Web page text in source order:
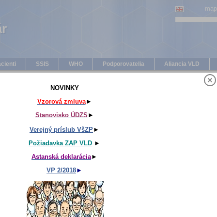
SSIS WHO Podporovatelia Aliancia VLD
NOVINKY
Vzorová zmluva►
Stanovisko ÚDZS ►
Verejný príslub VšZP►
Požiadavka ZAP VLD ►
Astanská deklarácia►
VP 2/2018►